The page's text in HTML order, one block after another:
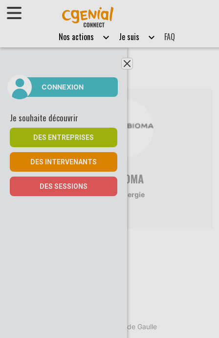
Afficher le menu
Nos actions Je suis FAQ
Fermer le menu
CONNEXION
Je souhaite découvrir
DES ENTREPRISES
DES INTERVENANTS
DES SESSIONS
ALBIOMA
Energie
77 esplanade du Général de Gaulle